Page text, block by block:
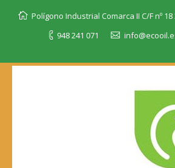
Polígono Industrial Comarca II C/F nº
948 241 071